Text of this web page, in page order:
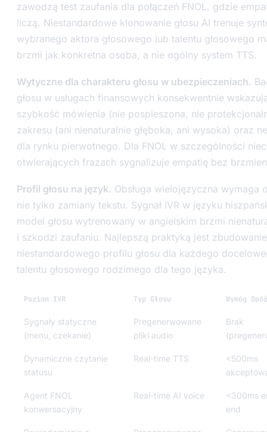
zawodzą test zaufania dla połączeń FNOL, gdzie
liczą. Niestandardowe klonowanie głosu AI trenuje
wybranego aktora głosowego lub talentu głosowego
brzmi jak konkretna osoba, a nie ogólny system TTS.
Wytyczne dla charakteru głosu w ubezpieczeniach.
głosu w usługach finansowych konsekwentnie
szybkość mówienia (nie pospieszona, nie
zakresu (ani nienaturalnie głęboka, ani wysoka) oraz
dla rynku pierwotnego. Dla FNOL w szczególności
otwierających frazach sygnalizuje empatię bez
Profil głosu na język. Obsługa wielojęzyczna wymaga
nie tylko zamiany tekstu. Sygnał IVR w języku
model głosu wytrenowany w angielskim brzmi
i szkodzi zaufaniu. Najlepszą praktyką jest
niestandardowego profilu głosu dla każdego
talentu głosowego rodzimego dla tego języka.
Poziom IVR Typ Głosu Wymóg
Sygnały statyczne
(menu, czekanie)
Pregenerwowane
pliki audio
Brak
Dynamiczne czytanie
statusu
Real-time TTS
<500ms
Agent FNOL
konwersacyjny
Real-time AI voice
<300ms
end